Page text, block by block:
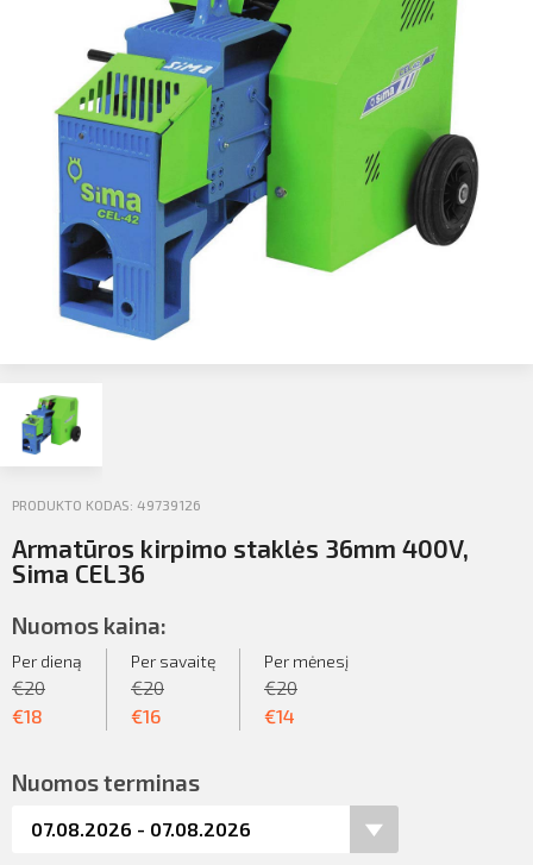
Kontaktai
Atsijungti
SIŲSTI
PRODUKTO KODAS: 49739126
Armatūros kirpimo staklės 36mm 400V,
Sima CEL36
Nuomos kaina:
Per dieną
€20
€18
Per savaitę
€20
€16
Per mėnesį
€20
€14
Nuomos terminas